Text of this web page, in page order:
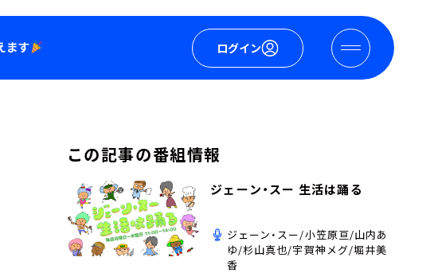
ログイン
この記事の番組情報
ジェーン・スー 生活は踊る
ジェーン・スー/小笠原亘/山内あ
ゆ/杉山真也/宇賀神メグ/堀井美
香